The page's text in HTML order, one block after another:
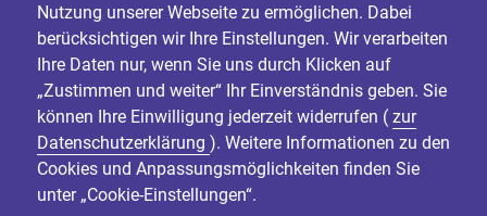
Nutzung unserer Webseite zu ermöglichen. Dabei
berücksichtigen wir Ihre Einstellungen. Wir verarbeiten
Ihre Daten nur, wenn Sie uns durch Klicken auf
„Zustimmen und weiter“ Ihr Einverständnis geben. Sie
können Ihre Einwilligung jederzeit widerrufen ( zur
Datenschutzerklärung ). Weitere Informationen zu den
Cookies und Anpassungsmöglichkeiten finden Sie
unter „Cookie-Einstellungen“.